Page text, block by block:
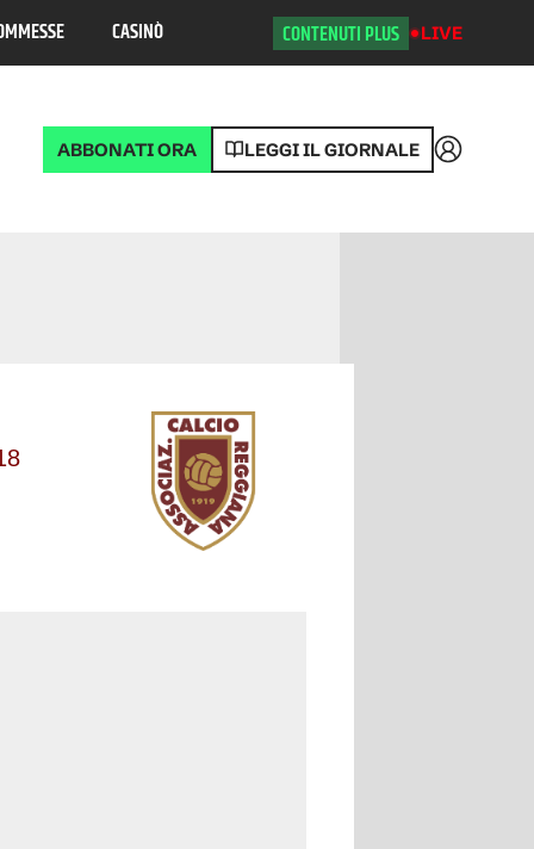
CASINÒ CONTENUTI PLUS LIVE
ABBONATI ORA LEGGI IL GIORNALE Accedi